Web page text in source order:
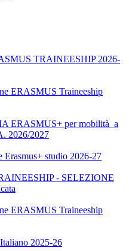
TRAINEESHIP 2026-
ERASMUS Traineeship
ERASMUS+ per mobilità a
2026/2027
Erasmus+ studio 2026-27
- SELEZIONE
ERASMUS Traineeship
2025-26